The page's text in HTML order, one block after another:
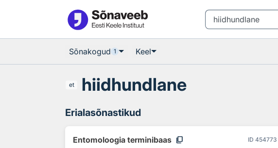
Sõnakogud 1 Keel
et hiidhundlane
Erialasõnastikud
Entomoloogia terminibaas content_copy ID 454773